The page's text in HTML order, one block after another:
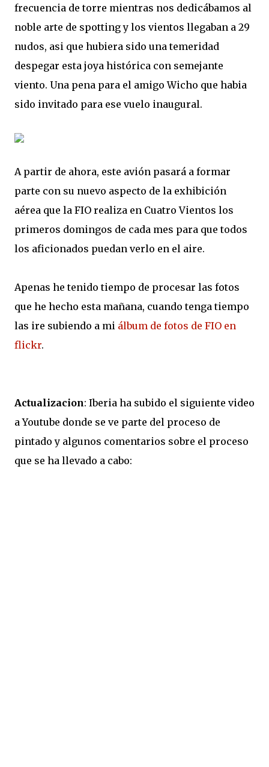
frecuencia de torre mientras nos dedicábamos al
noble arte de spotting y los vientos llegaban a 29
nudos, asi que hubiera sido una temeridad
despegar esta joya histórica con semejante
viento. Una pena para el amigo Wicho que habia
sido invitado para ese vuelo inaugural.
A partir de ahora, este avión pasará a formar
parte con su nuevo aspecto de la exhibición
aérea que la FIO realiza en Cuatro Vientos los
primeros domingos de cada mes para que todos
los aficionados puedan verlo en el aire.
Apenas he tenido tiempo de procesar las fotos
que he hecho esta mañana, cuando tenga tiempo
las ire subiendo a mi álbum de fotos de FIO en
flickr.
Actualizacion: Iberia ha subido el siguiente video
a Youtube donde se ve parte del proceso de
pintado y algunos comentarios sobre el proceso
que se ha llevado a cabo: